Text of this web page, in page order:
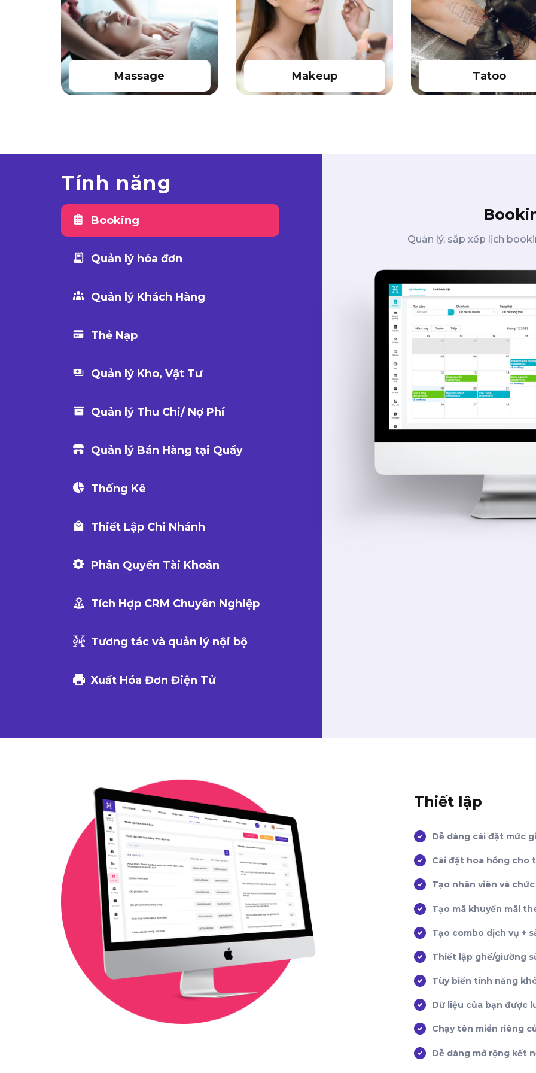
Massage Makeup Tatoo
Tính năng
Booking
Quản lý hóa đơn
Quản lý Khách Hàng
Thẻ Nạp
Quản lý Kho, Vật Tư
Quản lý Thu Chi/ Nợ Phí
Quản lý Bán Hàng tại Quầy
Thống Kê
Thiết Lập Chi Nhánh
Phân Quyền Tài Khoản
Tích Hợp CRM Chuyên Nghiệp
Tương tác và quản lý nội bộ
Xuất Hóa Đơn Điện Tử
Quản lý, sắp xếp lịch
Thiết lập
Dễ dàng cài đặt mức
Cài đặt hoa hồng cho
Tạo nhân viên và
Tạo mã khuyến mãi
Tạo combo dịch vụ +
Thiết lập ghế/giường
Tùy biến tính năng
Dữ liệu của bạn được
Chạy tên miền riêng
Dễ dàng mở rộng kết